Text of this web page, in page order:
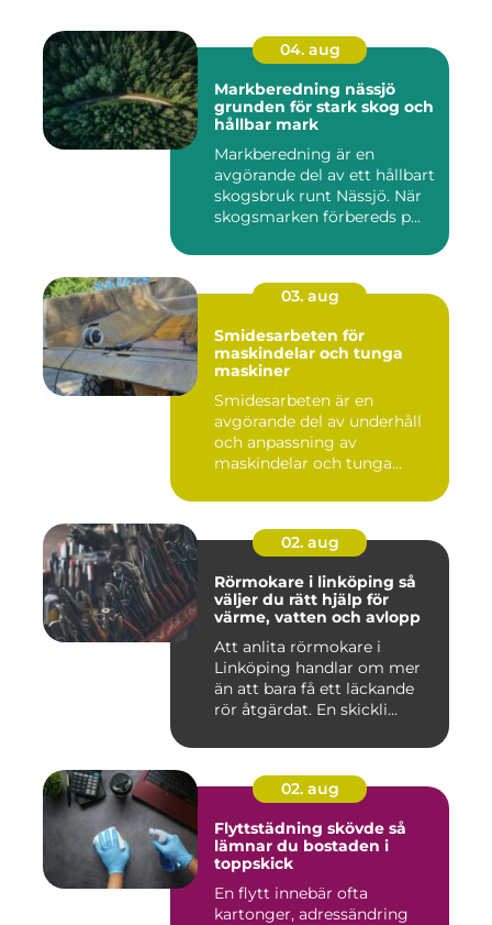
04. aug
Markberedning nässjö
grunden för stark skog och
hållbar mark
Markberedning är en
avgörande del av ett hållbart
skogsbruk runt Nässjö. När
skogsmarken förbereds p...
03. aug
Smidesarbeten för
maskindelar och tunga
maskiner
Smidesarbeten är en
avgörande del av underhåll
och anpassning av
maskindelar och tunga
02. aug
Rörmokare i linköping så
väljer du rätt hjälp för
värme, vatten och avlopp
Att anlita rörmokare i
Linköping handlar om mer
än att bara få ett läckande
rör åtgärdat. En skickli...
02. aug
Flyttstädning skövde så
lämnar du bostaden i
toppskick
En flytt innebär ofta
kartonger, adressändring